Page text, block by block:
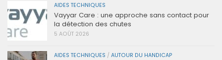
AIDES TECHNIQUES
Vayyar Care : une approche sans contact pour
la détection des chutes
5 AOÛT 2026
AIDES TECHNIQUES / AUTOUR DU HANDICAP